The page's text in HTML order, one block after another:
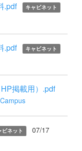
.pdf キャビネット
.pdf キャビネット
掲載用）.pdf
Campus
ビネット
07/17